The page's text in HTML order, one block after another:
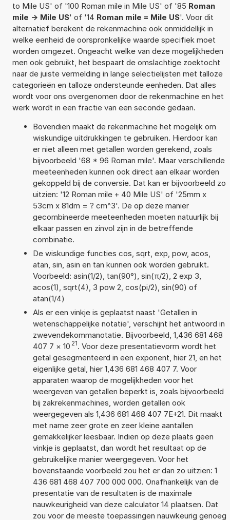
to Mile US' of '100 Roman mile in Mile US' of '85 Roman
mile -> Mile US' of '14 Roman mile = Mile US'. Voor dit
alternatief berekent de rekenmachine ook onmiddellijk in
welke eenheid de oorspronkelijke waarde specifiek moet
worden omgezet. Ongeacht welke van deze mogelijkheden
men ook gebruikt, het bespaart de omslachtige zoektocht
naar de juiste vermelding in lange selectielijsten met talloze
categorieën en talloze ondersteunde eenheden. Dat alles
wordt voor ons overgenomen door de rekenmachine en het
werk wordt in een fractie van een seconde gedaan.
Bovendien maakt de rekenmachine het mogelijk om
wiskundige uitdrukkingen te gebruiken. Hierdoor kan
er niet alleen met getallen worden gerekend, zoals
bijvoorbeeld '68 * 96 Roman mile'. Maar verschillende
meeteenheden kunnen ook direct aan elkaar worden
gekoppeld bij de conversie. Dat kan er bijvoorbeeld zo
uitzien: '12 Roman mile + 40 Mile US' of '25mm x
53cm x 81dm = ? cm^3'. De op deze manier
gecombineerde meeteenheden moeten natuurlijk bij
elkaar passen en zinvol zijn in de betreffende
combinatie.
De wiskundige functies cos, sqrt, exp, pow, acos,
atan, sin, asin en tan kunnen ook worden gebruikt.
Voorbeeld: asin(1/2), tan(90°), sin(π/2), 2 exp 3,
acos(1), sqrt(4), 3 pow 2, cos(pi/2), sin(90) of
atan(1/4)
Als er een vinkje is geplaatst naast 'Getallen in
wetenschappelijke notatie', verschijnt het antwoord in
zwevendekommanotatie. Bijvoorbeeld, 1,436 681 468
407 7 × 10 21. Voor deze presentatievorm wordt het
getal gesegmenteerd in een exponent, hier 21, en het
eigenlijke getal, hier 1,436 681 468 407 7. Voor
apparaten waarop de mogelijkheden voor het
weergeven van getallen beperkt is, zoals bijvoorbeeld
bij zakrekenmachines, worden getallen ook
weergegeven als 1,436 681 468 407 7E+21. Dit maakt
met name zeer grote en zeer kleine aantallen
gemakkelijker leesbaar. Indien op deze plaats geen
vinkje is geplaatst, dan wordt het resultaat op de
gebruikelijke manier weergegeven. Voor het
bovenstaande voorbeeld zou het er dan zo uitzien: 1
436 681 468 407 700 000 000. Onafhankelijk van de
presentatie van de resultaten is de maximale
nauwkeurigheid van deze calculator 14 plaatsen. Dat
zou voor de meeste toepassingen nauwkeurig genoeg